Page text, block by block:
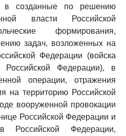
в созданные по решению
власти Российской
формирования,
задач, возложенных на
Федерации (войска
Российской Федерации), в
операции, отражения
на территорию Российской
вооруженной провокации
Российской Федерации и
Российской Федерации,